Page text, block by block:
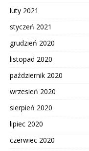
luty 2021
styczeń 2021
grudzień 2020
listopad 2020
październik 2020
wrzesień 2020
sierpień 2020
lipiec 2020
czerwiec 2020